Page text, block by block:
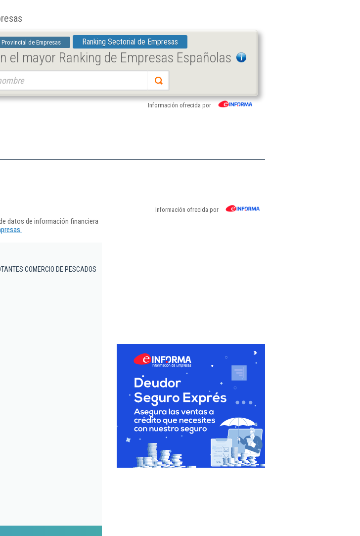
Provincial de Empresas Ranking Sectorial de Empresas
el mayor Ranking de Empresas Españolas
Información ofrecida por
Información ofrecida por
datos de información financiera
COMERCIO DE PESCADOS